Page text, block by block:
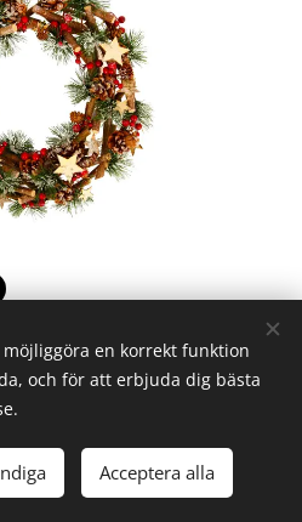
Cookies
en korrekt funktion
och för att erbjuda dig bästa
Acceptera alla